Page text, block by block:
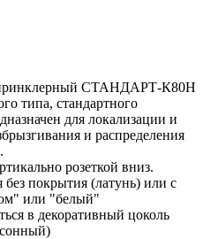
СТАНДАРТ-К80Н
типа, стандартного
для локализации и
и распределения
розеткой вниз.
без покрытия (латунь) или с
или "белый"
в декоративный цоколь